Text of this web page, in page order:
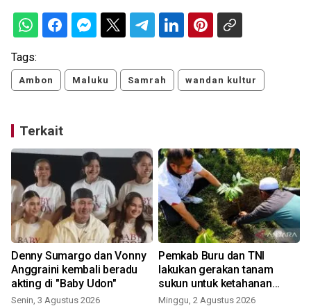
Tags:
Ambon Maluku Samrah wandan kultur
Terkait
Denny Sumargo dan Vonny
Anggraini kembali beradu
akting di "Baby Udon"
Senin, 3 Agustus 2026
Pemkab Buru dan TNI
lakukan gerakan tanam
sukun untuk ketahanan
pangan
Minggu, 2 Agustus 2026